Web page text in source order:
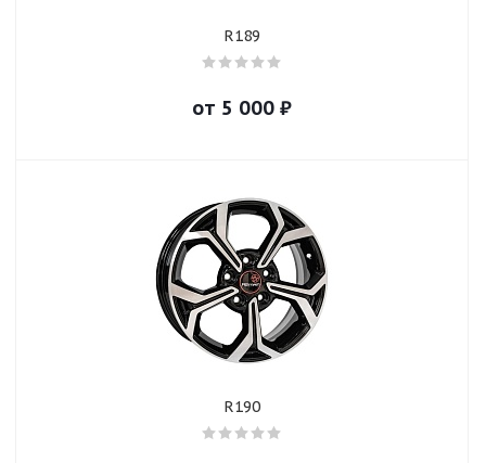
R189
от 5 000 ₽
R190